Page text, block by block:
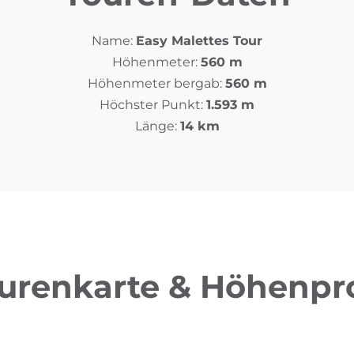
Name: Easy Malettes Tour
Höhenmeter: 560 m
Höhenmeter bergab: 560 m
Höchster Punkt: 1.593 m
Länge: 14 km
&